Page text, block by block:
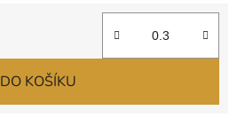
DO KOŠÍKU